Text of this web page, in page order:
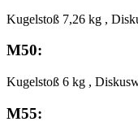
Kugelstoß 7,26 kg ,
M50:
Kugelstoß 6 kg ,
M55: